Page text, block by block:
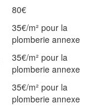
80€
35€/m² pour la
plomberie annexe
35€/m² pour la
plomberie annexe
35€/m² pour la
plomberie annexe